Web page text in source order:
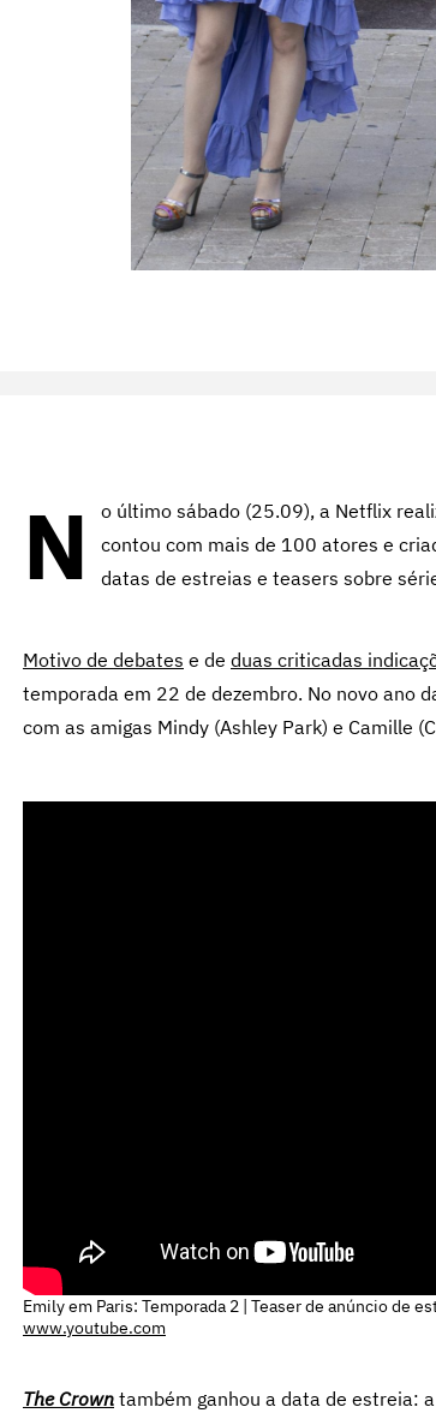
N
o último sábado (25.09), a Netflix
contou com mais de 100 atores e
datas de estreias e teasers sobre
Motivo de debates e de duas criticadas
temporada em 22 de dezembro. No novo ano
com as amigas Mindy (Ashley Park) e Camille
Emily em Paris: Temporada 2 | Teaser de anúncio de
www.youtube.com
The Crown também ganhou a data de estreia: a